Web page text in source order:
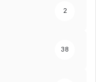
2
38